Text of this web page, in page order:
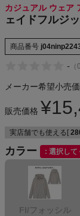
NIKE
CHUMS
も
メンズカジュアル
レディースカジュ
カジュアル ウェア
ェイドフルジ
商品番号
- （0
メーカー希望小売
販売価格 ¥
実店舗でも使える[
カラー 選択して
FI/フォッシル